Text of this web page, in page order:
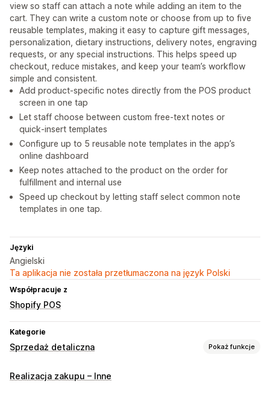
view so staff can attach a note while adding an item to the
cart. They can write a custom note or choose from up to five
reusable templates, making it easy to capture gift messages,
personalization, dietary instructions, delivery notes, engraving
requests, or any special instructions. This helps speed up
checkout, reduce mistakes, and keep your team’s workflow
simple and consistent.
Add product‑specific notes directly from the POS product
screen in one tap
Let staff choose between custom free‑text notes or
quick‑insert templates
Configure up to 5 reusable note templates in the app’s
online dashboard
Keep notes attached to the product on the order for
fulfillment and internal use
Speed up checkout by letting staff select common note
templates in one tap.
Języki
Angielski
Ta aplikacja nie została przetłumaczona na język Polski
Współpracuje z
Shopify POS
Kategorie
Sprzedaż detaliczna Pokaż funkcje
POS
Realizacja zakupu – Inne